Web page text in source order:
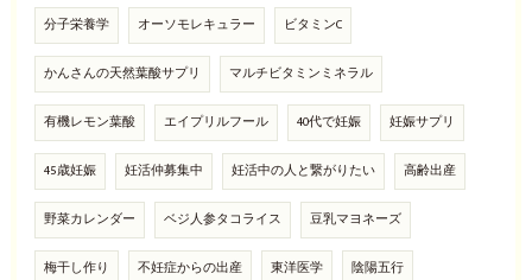
分子栄養学 オーソモレキュラー ビタミンC
かんさんの天然葉酸サプリ マルチビタミンミネラル
有機レモン葉酸 エイプリルフール 40代で妊娠 妊娠サプリ
45歳妊娠 妊活仲募集中 妊活中の人と繋がりたい 高齢出産
野菜カレンダー ベジ人参タコライス 豆乳マヨネーズ
梅干し作り 不妊症からの出産 東洋医学 陰陽五行